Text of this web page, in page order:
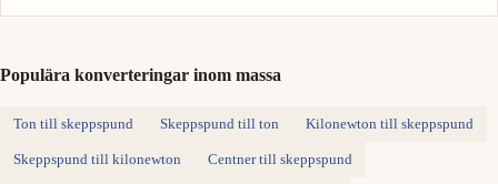
Populära konverteringar inom massa
Ton till skeppspund Skeppspund till ton Kilonewton till skeppspund
Skeppspund till kilonewton Centner till skeppspund